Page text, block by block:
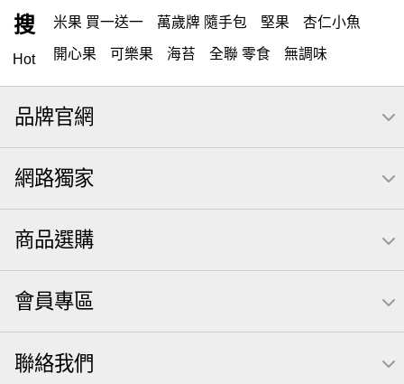
搜
Hot
米果 買一送一 萬歲牌 隨手包 堅果 杏仁小魚
開心果 可樂果 海苔 全聯 零食 無調味
全聯 禮盒 堅穀力 綜合纖果 米果 萬歲開心果
元本山
桶裝堅果 腰果 高蛋白 核桃 元氣什穀堅果飲
無調味堅果
每日 三角飯糰海苔 【萬歲牌】每日堅果系列
全聯 拜拜
萬歲牌 巴西豆 小魚干 萬歲牌堅果飲 滿天星
卡廸那 95℃鮮脆三色丁
萬歲牌 堅果隨身包22入
品牌官網
網路獨家
商品選購
會員專區
聯絡我們